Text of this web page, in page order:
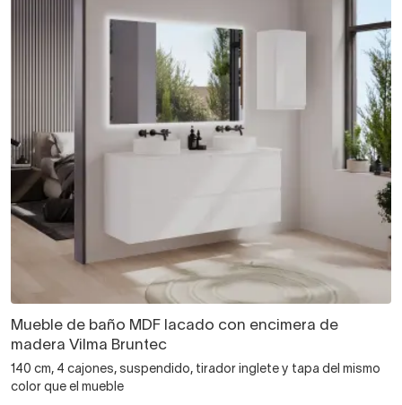
Mueble de baño MDF lacado con encimera de
madera Vilma Bruntec
140 cm, 4 cajones, suspendido, tirador inglete y tapa del mismo
color que el mueble